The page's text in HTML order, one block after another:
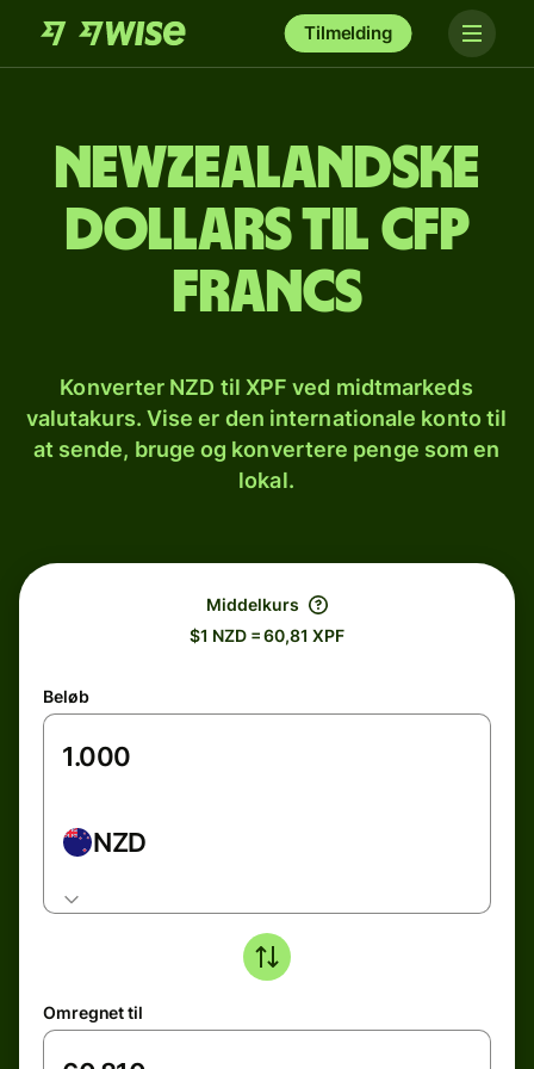
Tilmelding
Newzealandske
dollars til CFP
francs
Konverter NZD til XPF ved midtmarkeds
valutakurs. Vise er den internationale konto til
at sende, bruge og konvertere penge som en
lokal.
Middelkurs
$1 NZD = 60,81 XPF
Beløb
NZD
Omregnet til